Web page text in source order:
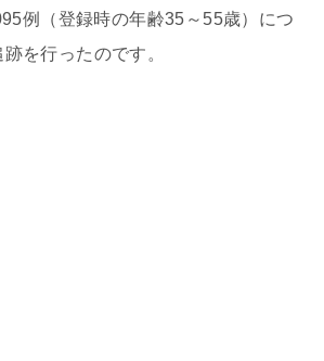
例（登録時の年齢35～55歳）につ
を行ったのです。